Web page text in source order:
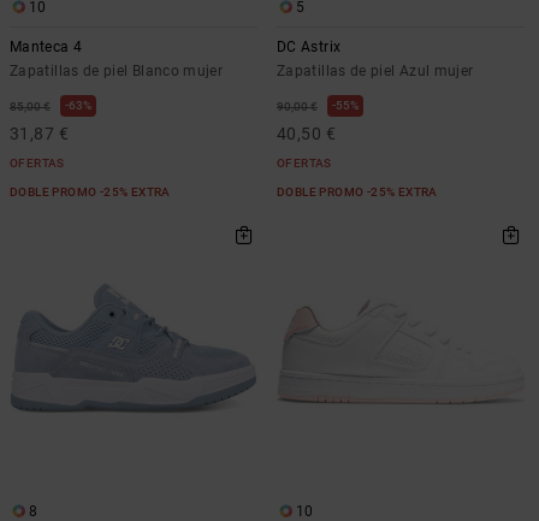
10
Manteca 4
Zapatillas de piel Blanco mujer
85,00 € 63%
31,87 €
OFERTAS
DOBLE PROMO -25% EXTRA
5
DC Astrix
Zapatillas de piel Azul mujer
90,00 € 55%
40,50 €
OFERTAS
DOBLE PROMO -25% EXTRA
8 10